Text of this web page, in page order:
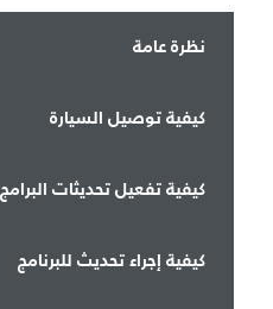
نظرة عامة
كيفية توصيل السيارة
كيفية تفعيل تحديثات البرامج
كيفية إجراء تحديث للبرنامج